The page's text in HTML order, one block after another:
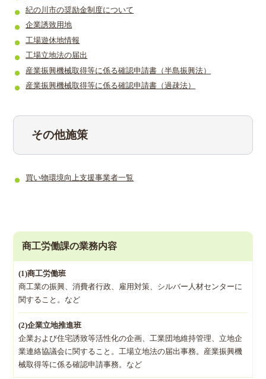
紀の川市の奨励金制度について
企業誘致用地
工場遊休地情報
工場立地法の届出
産業振興機械取得等に係る確認申請書（半島振興法）
産業振興機械取得等に係る確認申請書（過疎法）
その他施策
買い物環境向上支援事業者一覧
商工労働課の業務内容
(1)商工労働班
商工業の振興、消費者行政、雇用対策、シルバー人材センターに
関すること。など
(2)企業立地推進班
企業および住宅誘致等活性化の企画、工業団地維持管理、立地企
業連絡協議会に関すること。工場立地法の届出事務。産業振興機
械取得等に係る確認申請事務。など